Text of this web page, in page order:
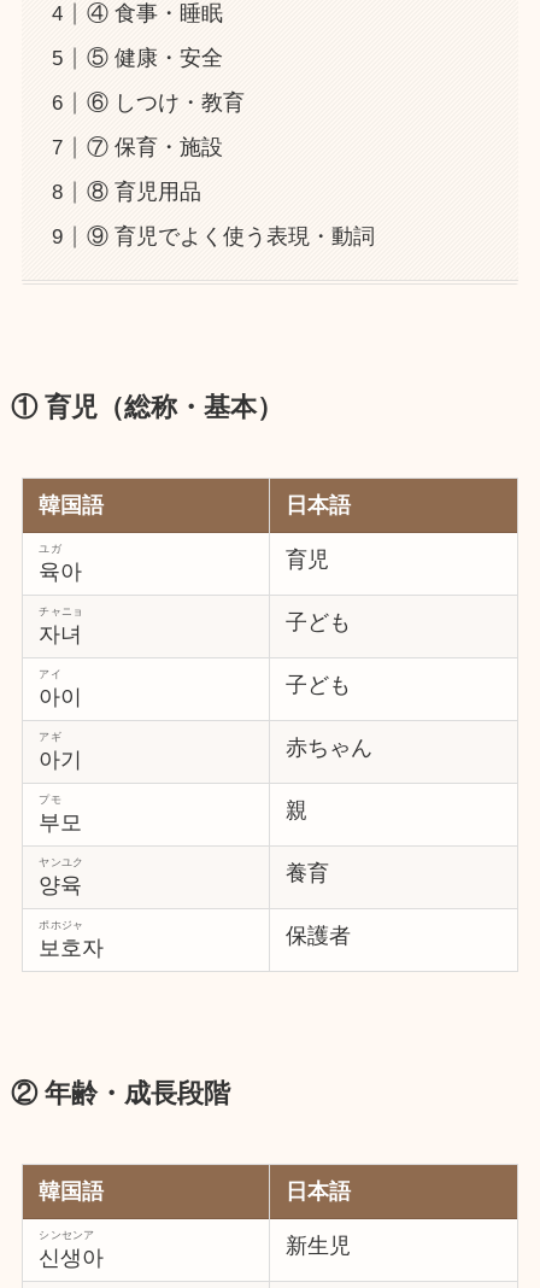
④ 食事・睡眠
⑤ 健康・安全
⑥ しつけ・教育
⑦ 保育・施設
⑧ 育児用品
⑨ 育児でよく使う表現・動詞
① 育児（総称・基本）
韓国語 日本語
육아
ユガ 育児
자녀
チャニョ 子ども
아이
アイ 子ども
아기
アギ 赤ちゃん
부모
プモ 親
양육
ヤンユク 養育
보호자
ポホジャ 保護者
② 年齢・成長段階
韓国語 日本語
신생아
シンセンア 新生児